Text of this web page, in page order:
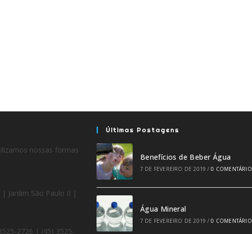
nossas formas
Jardim São Paulo II |
2726 | (45) 3525-
Últimas Postagens
Benefícios de Beber Água
7 DE FEVEREIRO DE 2019 / 0 COMENTÁRIO
Água Mineral
7 DE FEVEREIRO DE 2019 / 0 COMENTÁRIO